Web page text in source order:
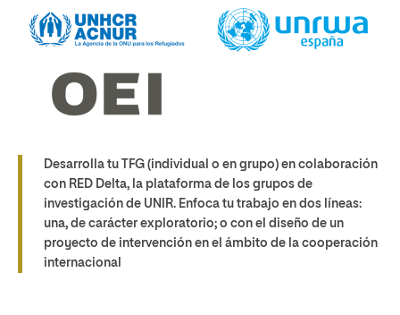
Desarrolla tu TFG (individual o en grupo) en colaboración
con RED Delta, la plataforma de los grupos de
investigación de UNIR. Enfoca tu trabajo en dos líneas:
una, de carácter exploratorio; o con el diseño de un
proyecto de intervención en el ámbito de la cooperación
internacional